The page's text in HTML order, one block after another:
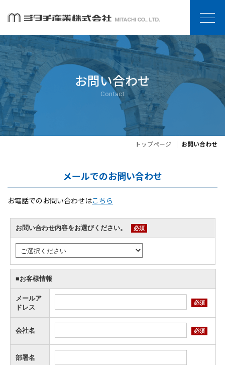
お問い合わせ
Contact
トップページ お問い合わせ
メールでのお問い合わせ
お電話でのお問い合わせはこちら
お問い合わせ内容をお選びください。 必須
■お客様情報
メールア
ドレス
必須
会社名 必須
部署名